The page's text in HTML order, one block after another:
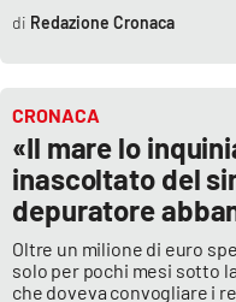
Lacapitalenews.it
Cosenzachannel.it
Ilvibonese.it
Catanzarochannel.it
Redazione Cronaca
CRONACA
«Il mare lo
inascoltato del
depuratore
Oltre un milione di euro
solo per pochi mesi sotto
che doveva convogliare i